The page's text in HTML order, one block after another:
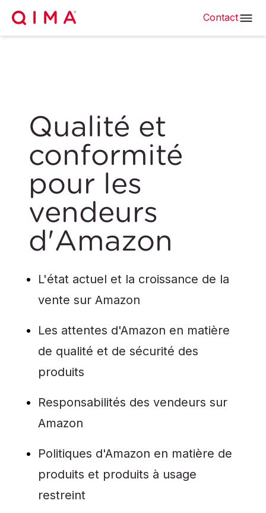
Contact
Qualité et
conformité
pour les
vendeurs
d'Amazon
L'état actuel et la croissance de la
vente sur Amazon
Les attentes d'Amazon en matière
de qualité et de sécurité des
produits
Responsabilités des vendeurs sur
Amazon
Politiques d'Amazon en matière de
produits et produits à usage
restreint